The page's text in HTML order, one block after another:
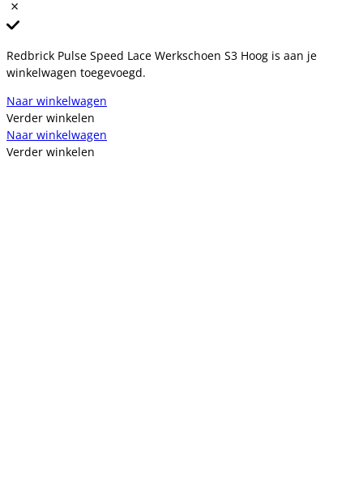
Redbrick Pulse Speed Lace Werkschoen S3 Hoog is aan je
winkelwagen toegevoegd.
Naar winkelwagen
Verder winkelen
Naar winkelwagen
Verder winkelen